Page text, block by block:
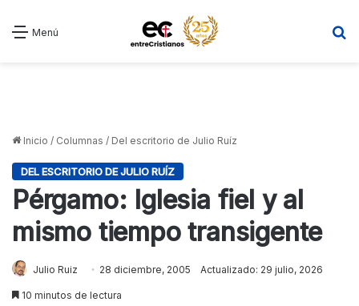
Menú
Inicio / Columnas / Del escritorio de Julio Ruíz
DEL ESCRITORIO DE JULIO RUÍZ
Pérgamo: Iglesia fiel y al
mismo tiempo transigente
Julio Ruiz 28 diciembre, 2005 Actualizado: 29 julio, 2026
10 minutos de lectura